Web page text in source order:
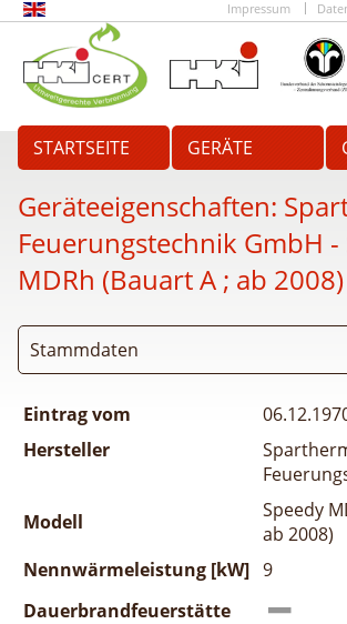
Impressum
STARTSEITE GERÄTE
Geräteeigenschaften:
Feuerungstechnik GmbH -
MDRh (Bauart A ; ab 2008)
Stammdaten
Eintrag vom
Hersteller
Modell
Speedy
ab 2008)
Nennwärmeleistung [kW] 9
Dauerbrandfeuerstätte